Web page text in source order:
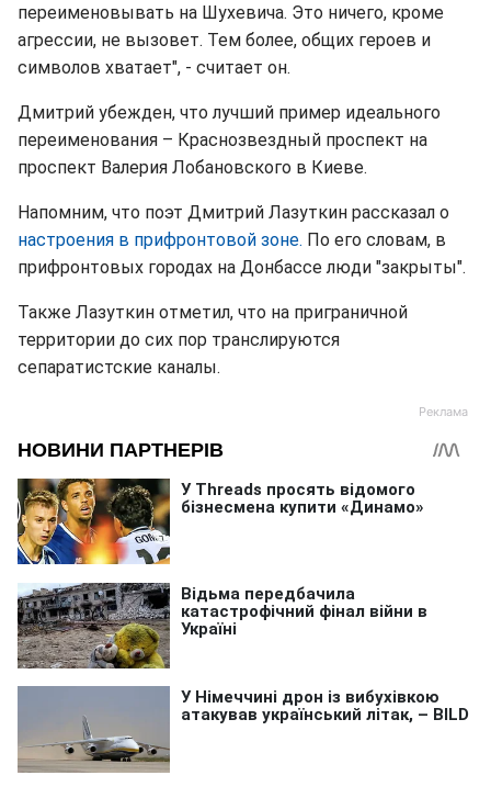
переименовывать на Шухевича. Это ничего, кроме
агрессии, не вызовет. Тем более, общих героев и
символов хватает", - считает он.
Дмитрий убежден, что лучший пример идеального
переименования – Краснозвездный проспект на
проспект Валерия Лобановского в Киеве.
Напомним, что поэт Дмитрий Лазуткин рассказал о
настроения в прифронтовой зоне. По его словам, в
прифронтовых городах на Донбассе люди "закрыты".
Также Лазуткин отметил, что на приграничной
территории до сих пор транслируются
сепаратистские каналы.